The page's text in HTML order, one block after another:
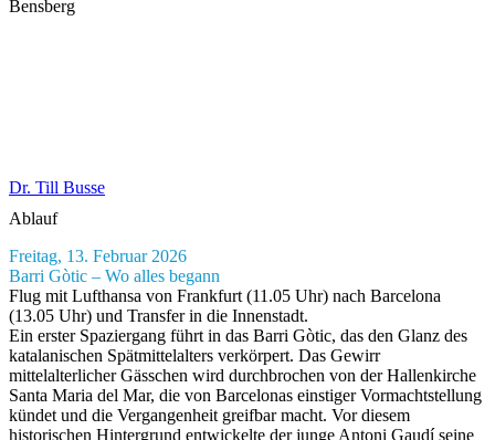
Dr. Till Busse
Ablauf
Freitag, 13. Februar 2026
Barri Gòtic – Wo alles begann
Flug mit Lufthansa von Frankfurt (11.05 Uhr) nach Barcelona
(13.05 Uhr) und Transfer in die Innenstadt.
Ein erster Spaziergang führt in das Barri Gòtic, das den Glanz des
katalanischen Spätmittelalters verkörpert. Das Gewirr
mittelalterlicher Gässchen wird durchbrochen von der Hallenkirche
Santa Maria del Mar, die von Barcelonas einstiger Vormachtstellung
kündet und die Vergangenheit greifbar macht. Vor diesem
historischen Hintergrund entwickelte der junge Antoni Gaudí seine